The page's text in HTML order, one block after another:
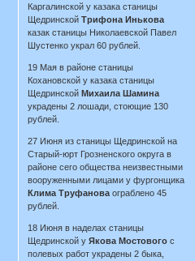
Каргалинской у казака станицы
ЩедринскойТрифона Инькова
казак станицы Николаевской Павел
Шустенко украл 60 рублей.
19 Мая в районе станицы
Кохановской у казака станицы
Щедринской Михаила Шамина
украдены 2 лошади, стоющие 130
рублей.
27 Июня из станицы Щедринской на
Старый-юрт Грозненского округа в
районе сего общества неизвестными
вооруженными лицами у фургонщика
Клима Труфанова ограблено 45
рублей.
18 Июня в наделах станицы
Щедринской уЯкова Мостового с
полевых работ украдены 2 быка,